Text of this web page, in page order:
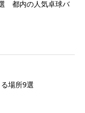
都内の人気卓球バ
場所9選